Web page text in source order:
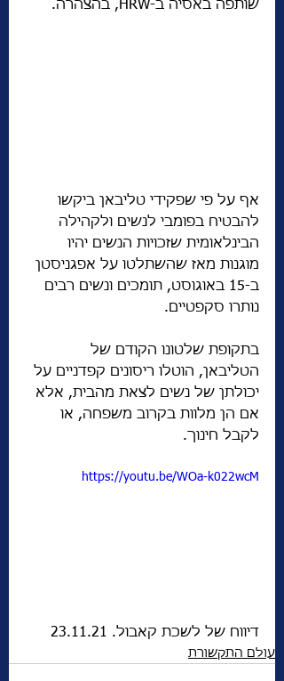
שותפה באסיה ב-HRW, בהצהרה.
אף על פי שפקידי טליבאן ביקשו
להבטיח בפומבי לנשים ולקהילה
הבינלאומית שזכויות הנשים יהיו
מוגנות מאז שהשתלטו על אפגניסטן
ב-15 באוגוסט, תומכים ונשים רבים
נותרו סקפטיים.
בתקופת שלטונו הקודם של
הטליבאן, הוטלו ריסונים קפדניים על
יכולתן של נשים לצאת מהבית, אלא
אם הן מלוות בקרוב משפחה, או
לקבל חינוך.
https://youtu.be/WOa-k022wcM
דיווח של לשכת קאבול. 23.11.21
עולם התקשורת